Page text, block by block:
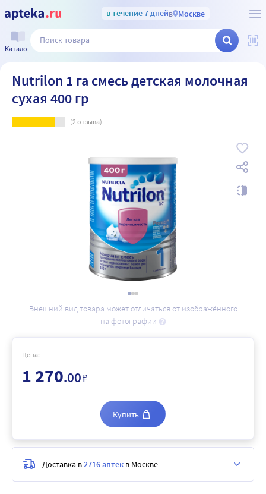
в течение 7 днейв Москве
Каталог
Nutrilon 1 га смесь детская молочная
сухая 400 гр
(2отзыва)
Внешний вид товара может отличаться от изображённого
на фотографии
Цена:
1 270.00₽
Купить
Доставка в2716 аптек в Москве